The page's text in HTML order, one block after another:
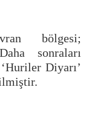
bölgesi;
sonraları
Diyarı’